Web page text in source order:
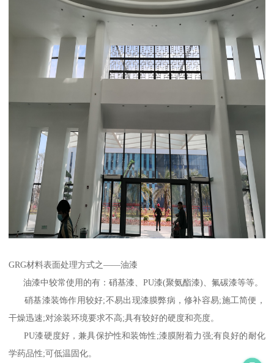
GRG材料表面处理方式之——油漆
油漆中较常使用的有：硝基漆、PU漆(聚氨酯漆)、氟碳漆等等。
硝基漆装饰作用较好;不易出现漆膜弊病，修补容易;施工简便，
干燥迅速;对涂装环境要求不高;具有较好的硬度和亮度。
PU漆硬度好，兼具保护性和装饰性;漆膜附着力强;有良好的耐化
学药品性;可低温固化。